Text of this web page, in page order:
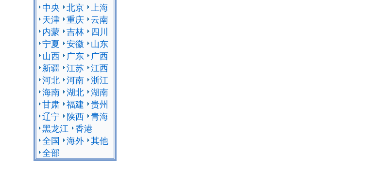
中央 北京 上海
天津 重庆 云南
内蒙 吉林
四川
宁夏 安徽
山东
山西
广东
广西
新疆 江苏 江西
河北 河南 浙江
海南 湖北 湖南
甘肃 福建 贵州
辽宁
陕西 青海
黑龙江 香港
全国 海外 其他
全部